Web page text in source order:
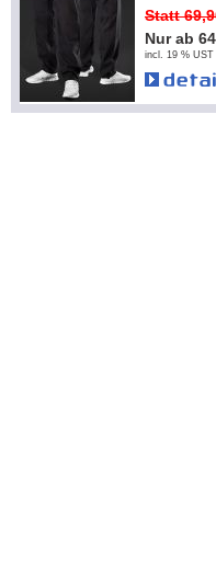
Statt
Nur ab
incl. 19 %